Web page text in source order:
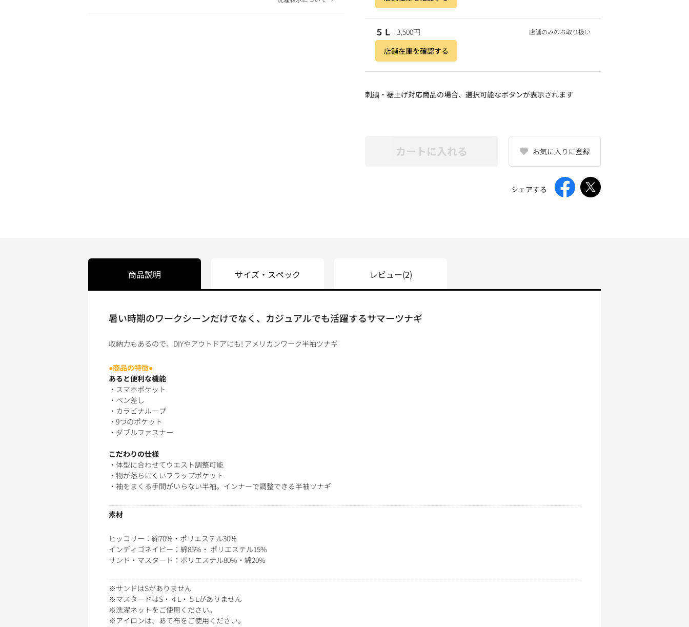
５Ｌ 3,500円 店舗のみのお取り扱い
店舗在庫を確認する
刺繍・裾上げ対応商品の場合、選択可能なボタンが表示されます
カートに入れる お気に入りに登録
シェアする
商品説明
暑い時期のワークシーンだけでなく、カジュアルでも活躍するサマーツナギ
収納力もあるので、DIYやアウトドアにも! アメリカンワーク半袖ツナギ
●商品の特徴●
あると便利な機能
・スマホポケット
・ペン差し
・カラビナループ
・9つのポケット
・ダブルファスナー
こだわりの仕様
・体型に合わせてウエスト調整可能
・物が落ちにくいフラップポケット
・袖をまくる手間がいらない半袖。インナーで調整できる半袖ツナギ
素材
ヒッコリー：綿70%・ポリエステル30%
インディゴネイビー：綿85%・ ポリエステル15%
サンド・マスタード：ポリエステル80%・綿20%
※サンドはSがありません
※マスタードはS・４L・５Lがありません
※洗濯ネットをご使用ください。
※アイロンは、あて布をご使用ください。
サイズ・スペック レビュー(2)